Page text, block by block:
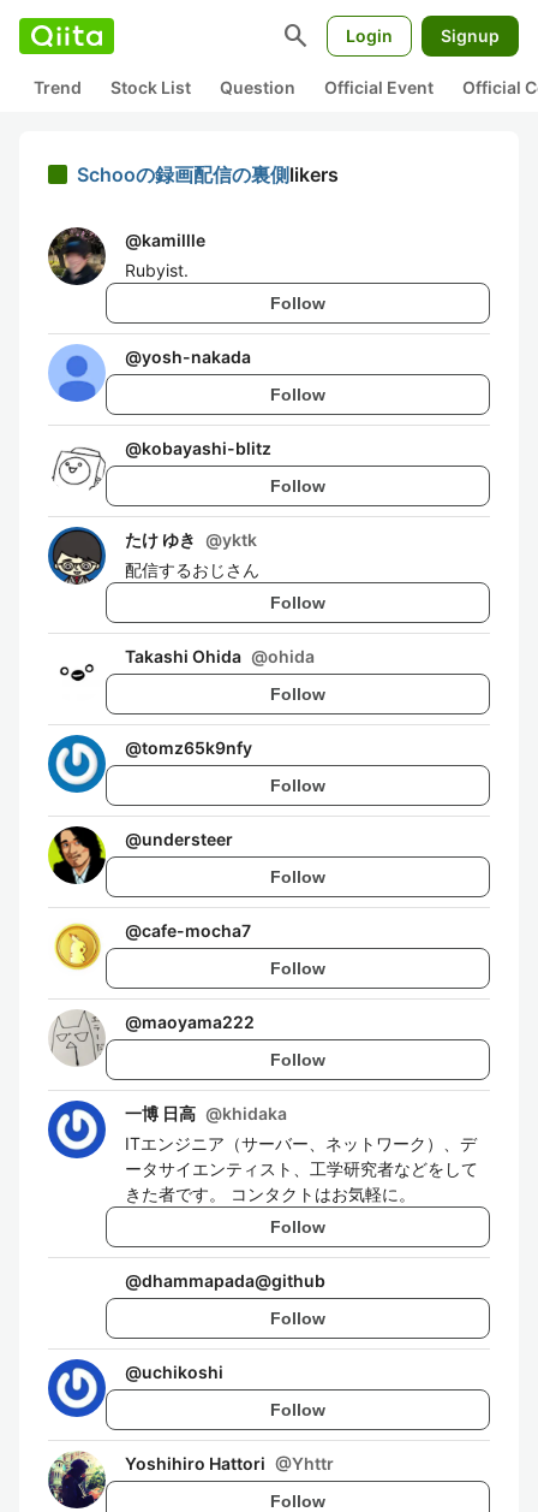
search Login Signup
Trend Stock List Question Official Event Official
Schooの録画配信の裏側likers
@kamillle
Rubyist.
Follow
@yosh-nakada
Follow
@kobayashi-blitz
Follow
たけ ゆき @yktk
配信するおじさん
Follow
Takashi Ohida @ohida
Follow
@tomz65k9nfy
Follow
@understeer
Follow
@cafe-mocha7
Follow
@maoyama222
Follow
一博 日高 @khidaka
ITエンジニア（サーバー、ネットワーク）、デ
ータサイエンティスト、工学研究者などをして
きた者です。 コンタクトはお気軽に。
Follow
@dhammapada@github
Follow
@uchikoshi
Follow
Yoshihiro Hattori @Yhttr
Follow